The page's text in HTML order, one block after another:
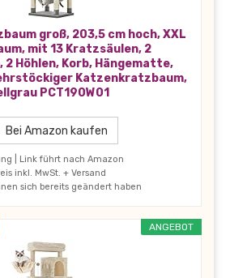
groß, 203,5 cm hoch, XXL
mit 13 Kratzsäulen, 2
Höhlen, Korb, Hängematte,
Katzenkratzbaum,
PCT190W01
Bei Amazon kaufen
| Link führt nach Amazon
inkl. MwSt. + Versand
sich bereits geändert haben
ANGEBOT